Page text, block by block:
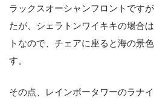
ラックスオーシャンフロントです
たが、シェラトンワイキキの場合
トなので、チェアに座ると海の景
す。
その点、レインボータワーのラナ